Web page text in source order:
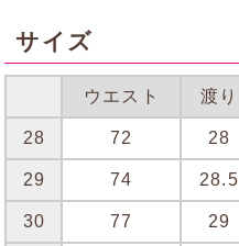
サイズ
ウエスト 渡り
28 72 28
29 74 28.5
30 77 29